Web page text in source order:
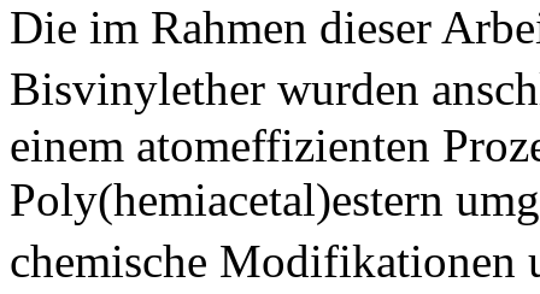
Die im Rahmen dieser
Bisvinylether wurden
einem atomeffizienten
Poly(hemiacetal)estern
chemische Modifikationen